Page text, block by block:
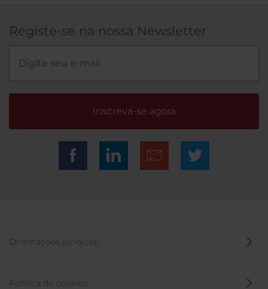
Registe-se na nossa Newsletter
Inscreva-se agora
Orientações jurídicas
Política de cookies